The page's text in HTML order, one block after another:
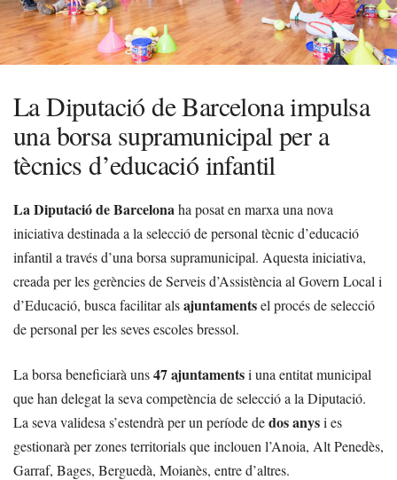
La Diputació de Barcelona impulsa
una borsa supramunicipal per a
tècnics d’educació infantil
La Diputació de Barcelonaha posat en marxa una nova
iniciativa destinada a la selecció de personal tècnic d’educació
infantil a través d’una borsa supramunicipal. Aquesta iniciativa,
creada per les gerències de Serveis d’Assistència al Govern Local i
d’Educació, busca facilitar alsajuntamentsel procés de selecció
de personal per les seves escoles bressol.
La borsa beneficiarà uns47 ajuntamentsi una entitat municipal
que han delegat la seva competència de selecció a la Diputació.
La seva validesa s’estendrà per un període dedos anysi es
gestionarà per zones territorials que inclouen l’Anoia, Alt Penedès,
Garraf, Bages, Berguedà, Moianès, entre d’altres.